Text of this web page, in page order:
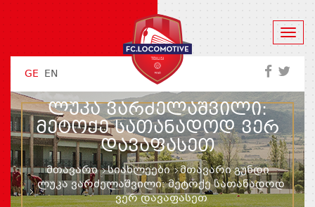
GE EN
ᲚᲣᲙᲐ ᲕᲐᲠᲫᲔᲚᲐᲨᲕᲘᲚᲘ:
ᲛᲔᲢᲝᲥᲔ ᲡᲐᲗᲐᲜᲐᲓᲝᲓ ᲕᲔᲠ
ᲓᲐᲕᲐᲤᲐᲡᲔᲗ
მთავარი სიახლეები
მთავარი გუნდი
ლუკა ვარძელაშვილი: მეტოქე სათანადოდ
ვერ დავაფასეთ